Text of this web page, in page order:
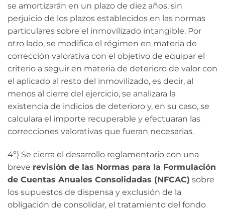
se amortizarán en un plazo de diez años, sin
perjuicio de los plazos establecidos en las normas
particulares sobre el inmovilizado intangible. Por
otro lado, se modifica el régimen en materia de
corrección valorativa con el objetivo de equipar el
criterio a seguir en materia de deterioro de valor con
el aplicado al resto del inmovilizado, es decir, al
menos al cierre del ejercicio, se analizara la
existencia de indicios de deterioro y, en su caso, se
calculara el importe recuperable y efectuaran las
correcciones valorativas que fueran necesarias.
4º) Se cierra el desarrollo reglamentario con una
breve revisión de las Normas para la Formulación
de Cuentas Anuales Consolidadas (NFCAC) sobre
los supuestos de dispensa y exclusión de la
obligación de consolidar, el tratamiento del fondo